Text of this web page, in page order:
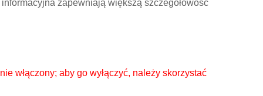
zapewniają większą szczegółowość
włączony; aby go wyłączyć, należy skorzystać